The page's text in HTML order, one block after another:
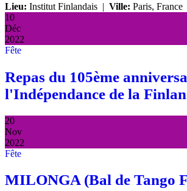
Lieu: Institut Finlandais | Ville: Paris, France
10
Déc
2022
Fête
Repas du 105ème
l'Indépendance de la
20
Nov
2022
Fête
MILONGA (Bal de Tango